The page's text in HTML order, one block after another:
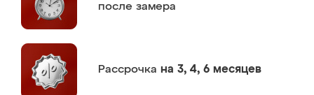
после замера
Рассрочка на 3, 4, 6 месяцев